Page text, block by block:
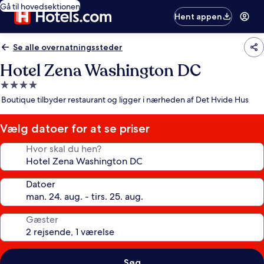
Gå til hovedsektionen
Hent appen
Se alle overnatningssteder
Hotel Zena Washington DC
4.0-
stjernet
Boutique tilbyder restaurant og ligger i nærheden af Det Hvide Hus
Vælg datoer for at se priser
Hvor skal du hen?
Datoer
Gæster